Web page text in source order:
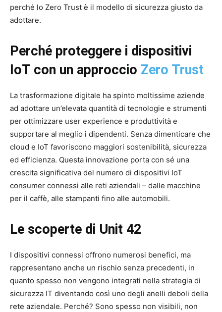
perché lo Zero Trust è il modello di sicurezza giusto da
adottare.
Perché proteggere i dispositivi
IoT con un approccio Zero Trust
La trasformazione digitale ha spinto moltissime aziende
ad adottare un’elevata quantità di tecnologie e strumenti
per ottimizzare user experience e produttività e
supportare al meglio i dipendenti. Senza dimenticare che
cloud e IoT favoriscono maggiori sostenibilità, sicurezza
ed efficienza. Questa innovazione porta con sé una
crescita significativa del numero di dispositivi IoT
consumer connessi alle reti aziendali – dalle macchine
per il caffè, alle stampanti fino alle automobili.
Le scoperte di Unit 42
I dispositivi connessi offrono numerosi benefici, ma
rappresentano anche un rischio senza precedenti, in
quanto spesso non vengono integrati nella strategia di
sicurezza IT diventando così uno degli anelli deboli della
rete aziendale. Perché? Sono spesso non visibili, non